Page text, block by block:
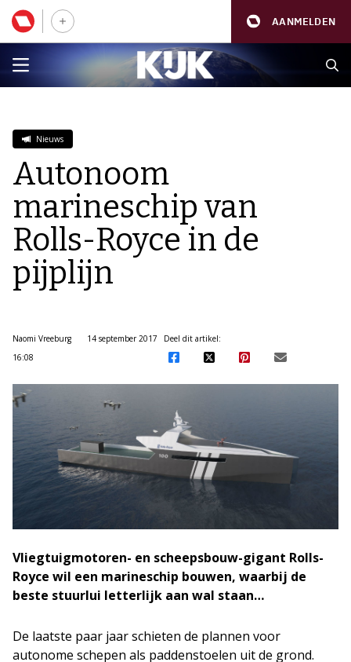
AANMELDEN
Nieuws
Autonoom
marineschip van
Rolls-Royce in de
pijplijn
Naomi Vreeburg
14 september 2017
16:08
Deel dit artikel:
Vliegtuigmotoren- en scheepsbouw-gigant Rolls-
Royce wil een marineschip bouwen, waarbij de
beste stuurlui letterlijk aan wal staan…
De laatste paar jaar schieten de plannen voor
autonome schepen als paddenstoelen uit de grond.